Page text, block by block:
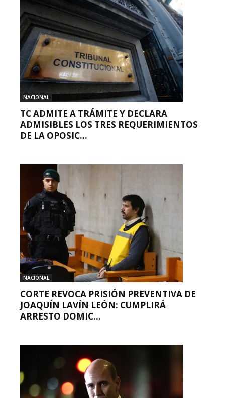
NACIONAL
TC ADMITE A TRÁMITE Y DECLARA
ADMISIBLES LOS TRES REQUERIMIENTOS
DE LA OPOSIC...
NACIONAL
CORTE REVOCA PRISIÓN PREVENTIVA DE
JOAQUÍN LAVÍN LEÓN: CUMPLIRÁ
ARRESTO DOMIC...